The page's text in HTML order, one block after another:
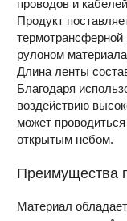
проводов и
Продукт
рулоном
Длина ленты
Благодаря
воздействию
может
открытым небом.
Преимущества
Материал